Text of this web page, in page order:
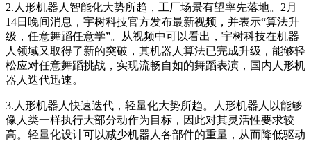
2.人形机器人智能化大势所趋，工厂场景有望率先落地。2月
14日晚间消息，宇树科技官方发布最新视频，并表示“算法升
级，任意舞蹈任意学”。从视频中可以看出，宇树科技在机器
人领域又取得了新的突破，其机器人算法已完成升级，能够轻
松应对任意舞蹈挑战，实现流畅自如的舞蹈表演，国内人形机
器人迭代迅速。
3.人形机器人快速迭代，轻量化大势所趋。人形机器人以能够
像人类一样执行大部分动作为目标，因此对其灵活性要求较
高。轻量化设计可以减少机器人各部件的重量，从而降低驱动